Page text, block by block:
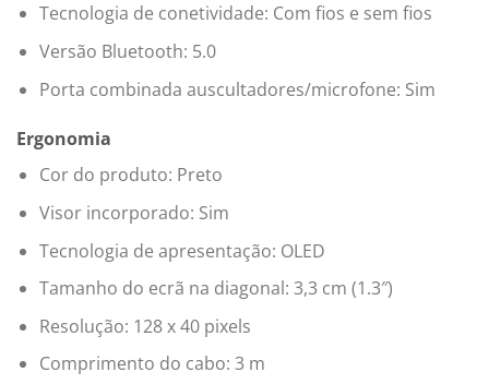
Tecnologia de conetividade: Com fios e sem fios
Versão Bluetooth: 5.0
Porta combinada auscultadores/microfone: Sim
Ergonomia
Cor do produto: Preto
Visor incorporado: Sim
Tecnologia de apresentação: OLED
Tamanho do ecrã na diagonal: 3,3 cm (1.3″)
Resolução: 128 x 40 pixels
Comprimento do cabo: 3 m